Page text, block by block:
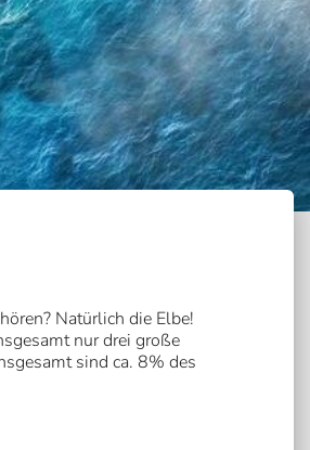
Natürlich die Elbe!
nur drei große
sind ca. 8% des